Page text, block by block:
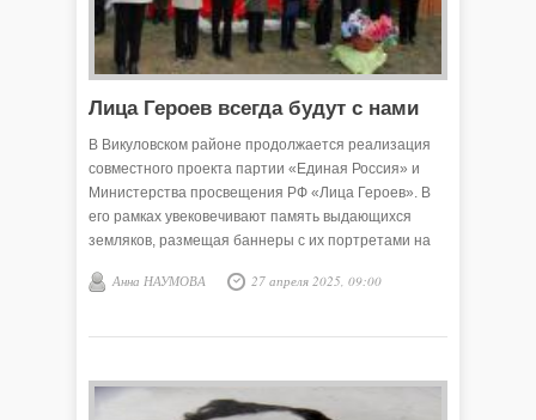
Лица Героев всегда будут с нами
В Викуловском районе продолжается реализация
совместного проекта партии «Единая Россия» и
Министерства просвещения РФ «Лица Героев». В
его рамках увековечивают память выдающихся
земляков, размещая баннеры с их портретами на
рассказывает о людях разных поколений,
трудовом фронте.
Анна НАУМОВА 27 апреля 2025, 09:00